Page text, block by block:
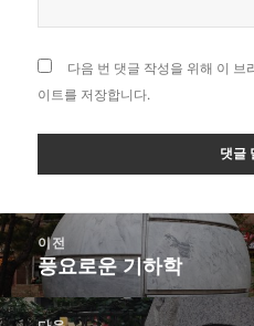
다음 번 댓글 작성을 위해 이
이트를 저장합니다.
글
탐
색
이전
이
전
글:
풍요로운 기하학